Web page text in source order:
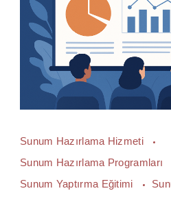
Sunum Hazırlama Hizmeti
Sunum Hazırlama Programları
Sunum Yaptırma Eğitimi